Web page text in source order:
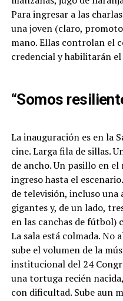
Para ingresar a las
una joven (claro,
mano. Ellas controlan el
credencial y habilitarán el
“Somos
La inauguración es en la
cine. Larga fila de sillas.
de ancho. Un pasillo en
ingreso hasta el
de televisión, incluso una
gigantes y, de un lado,
en las canchas de fútbol)
La sala está colmada. No
sube el volumen de la
institucional del 24
una tortuga recién
con dificultad. Sube aun